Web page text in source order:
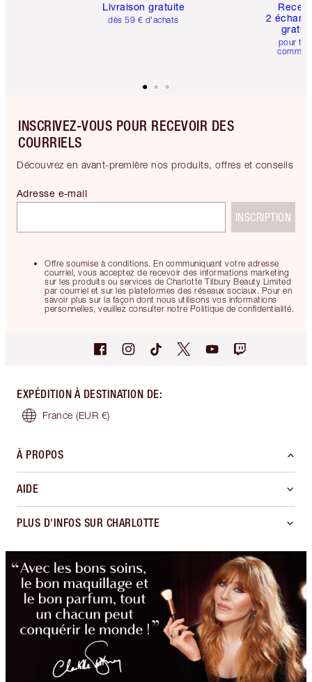
Livraison gratuite
dès 59 € d'achats
2
pour
INSCRIVEZ-VOUS POUR RECEVOIR DES
COURRIELS
Découvrez en avant-première nos produits, offres et conseils
Offre soumise à conditions. En communiquant votre adresse
courriel, vous acceptez de recevoir des informations marketing
sur les produits ou services de Charlotte Tilbury Beauty Limited
par courriel et sur les plateformes des réseaux sociaux. Pour en
savoir plus sur la façon dont nous utilisons vos informations
personnelles, veuillez consulter notre Politique de confidentialité.
Adresse e-mail
INSCRIPTION
EXPÉDITION À DESTINATION DE:
France (EUR €)
À PROPOS
AIDE
PLUS D'INFOS SUR CHARLOTTE